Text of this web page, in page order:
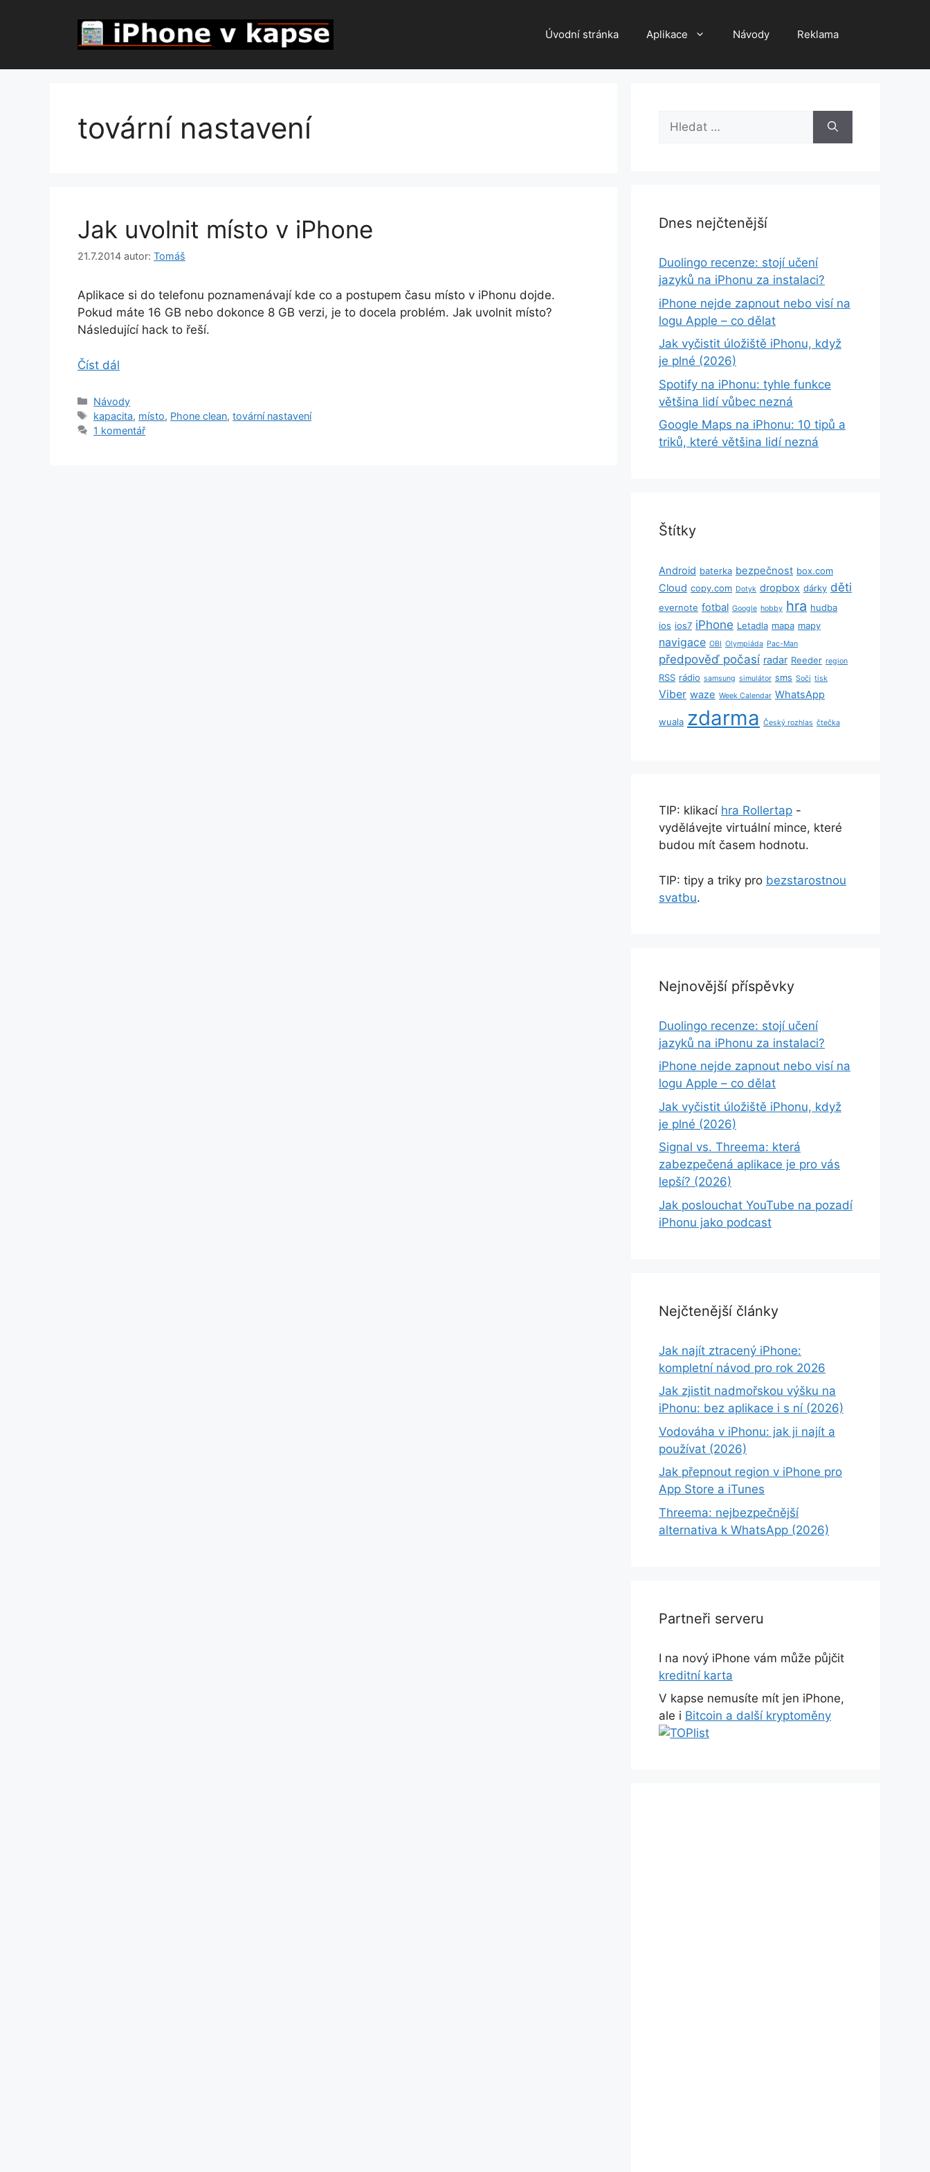
Úvodní stránka Aplikace Návody Reklama
tovární nastavení
Jak uvolnit místo v iPhone
21.7.2014 autor: Tomáš
Aplikace si do telefonu poznamenávají kde co a postupem času místo v iPhonu dojde.
Pokud máte 16 GB nebo dokonce 8 GB verzi, je to docela problém. Jak uvolnit místo?
Následující hack to řeší.
Číst dál
Rubriky
Návody
Štítky
kapacita, místo, Phone clean,tovární nastavení
1 komentář
Hledat:
Dnes nejčtenější
Duolingo recenze: stojí učení
jazyků na iPhonu za instalaci?
iPhone nejde zapnout nebo visí na
logu Apple – co dělat
Jak vyčistit úložiště iPhonu, když
je plné (2026)
Spotify na iPhonu: tyhle funkce
většina lidí vůbec nezná
Google Maps na iPhonu: 10 tipů a
triků, které většina lidí nezná
Štítky
Android baterka bezpečnost box.com
Cloud copy.com Dotyk dropbox dárky děti
evernote fotbal Google hobby hra hudba
ios ios7 iPhone Letadla mapa mapy
navigace OBI Olympiáda Pac-Man
předpověď počasí radar Reeder region
RSS rádio samsung simulátor sms Soči tisk
Viber waze Week Calendar WhatsApp
wuala zdarma Český rozhlas čtečka
TIP: klikací hra Rollertap -
vydělávejte virtuální mince, které
budou mít časem hodnotu.
TIP: tipy a triky pro bezstarostnou
svatbu.
Nejnovější příspěvky
Duolingo recenze: stojí učení
jazyků na iPhonu za instalaci?
iPhone nejde zapnout nebo visí na
logu Apple – co dělat
Jak vyčistit úložiště iPhonu, když
je plné (2026)
Signal vs. Threema: která
zabezpečená aplikace je pro vás
lepší? (2026)
Jak poslouchat YouTube na pozadí
iPhonu jako podcast
Nejčtenější články
Jak najít ztracený iPhone:
kompletní návod pro rok 2026
Jak zjistit nadmořskou výšku na
iPhonu: bez aplikace i s ní (2026)
Vodováha v iPhonu: jak ji najít a
používat (2026)
Jak přepnout region v iPhone pro
App Store a iTunes
Threema: nejbezpečnější
alternativa k WhatsApp (2026)
Partneři serveru
I na nový iPhone vám může půjčit
kreditní karta
V kapse nemusíte mít jen iPhone,
ale i Bitcoin a další kryptoměny